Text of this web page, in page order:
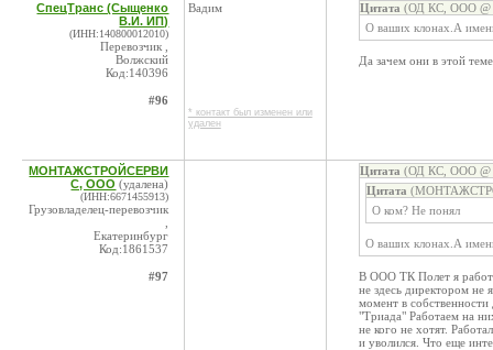
СпецТранс (Сыщенко
В.И. ИП)
(ИНН:140800012010)
Перевозчик ,
Волжский
Код:140396
#96
Вадим
* контакт был изменен или
удален
Цитата (ОД КС, ООО @
О ваших клонах.А
Да зачем они в этой
МОНТАЖСТРОЙСЕРВИ
С, ООО (удалена)
(ИНН:6671455913)
Грузовладелец-перевозчик
Екатеринбург
Код:1861537
#97
Цитата (ОД КС, ООО @
Цитата
О ком? Не понял
О ваших клонах.А
В ООО ТК Полет я
не здесь директором не
момент в
"Триада" Работаем на
не кого не хотят.
и уволился. Что еще